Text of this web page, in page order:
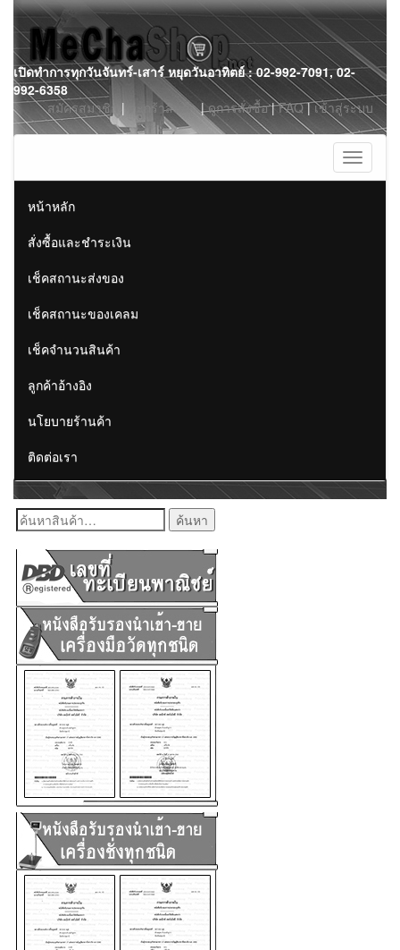
Skip
to
content
เปิดทำการทุกวันจันทร์-เสาร์ หยุดวันอาทิตย์ : 02-992-7091, 02-
992-6358
สมัครสมาชิก | ตะกร้าสินค้า|ดูการสั่งซื้อ|FAQ|เข้าสู่ระบบ
Toggle
หน้าหลัก
สั่งซื้อและชำระเงิน
เช็คสถานะส่งของ
เช็คสถานะของเคลม
เช็คจำนวนสินค้า
ลูกค้าอ้างอิง
นโยบายร้านค้า
ติดต่อเรา
ค้นหา: